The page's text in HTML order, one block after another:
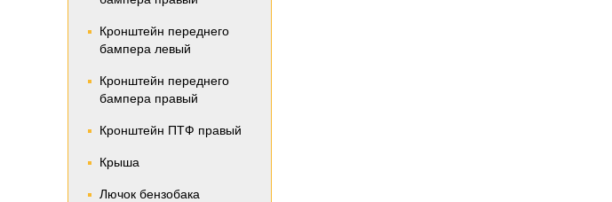
Кронштейн переднего
бампера левый
Кронштейн переднего
бампера правый
Кронштейн ПТФ правый
Крыша
Лючок бензобака